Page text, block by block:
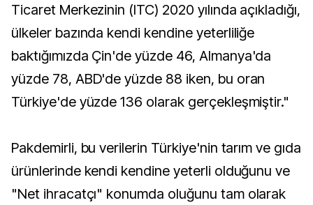
Ticaret Merkezinin (ITC) 2020 yılında açıkladığı,
ülkeler bazında kendi kendine yeterliliğe
baktığımızda Çin'de yüzde 46, Almanya'da
yüzde 78, ABD'de yüzde 88 iken, bu oran
Türkiye'de yüzde 136 olarak gerçekleşmiştir."
Pakdemirli, bu verilerin Türkiye'nin tarım ve gıda
ürünlerinde kendi kendine yeterli olduğunu ve
"Net ihracatçı" konumda oluğunu tam olarak